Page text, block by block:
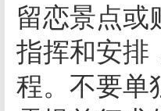
留恋景点或
指挥和安排
程。不要单